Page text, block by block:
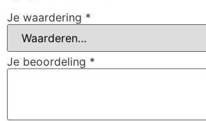
Je waardering *
Je beoordeling *